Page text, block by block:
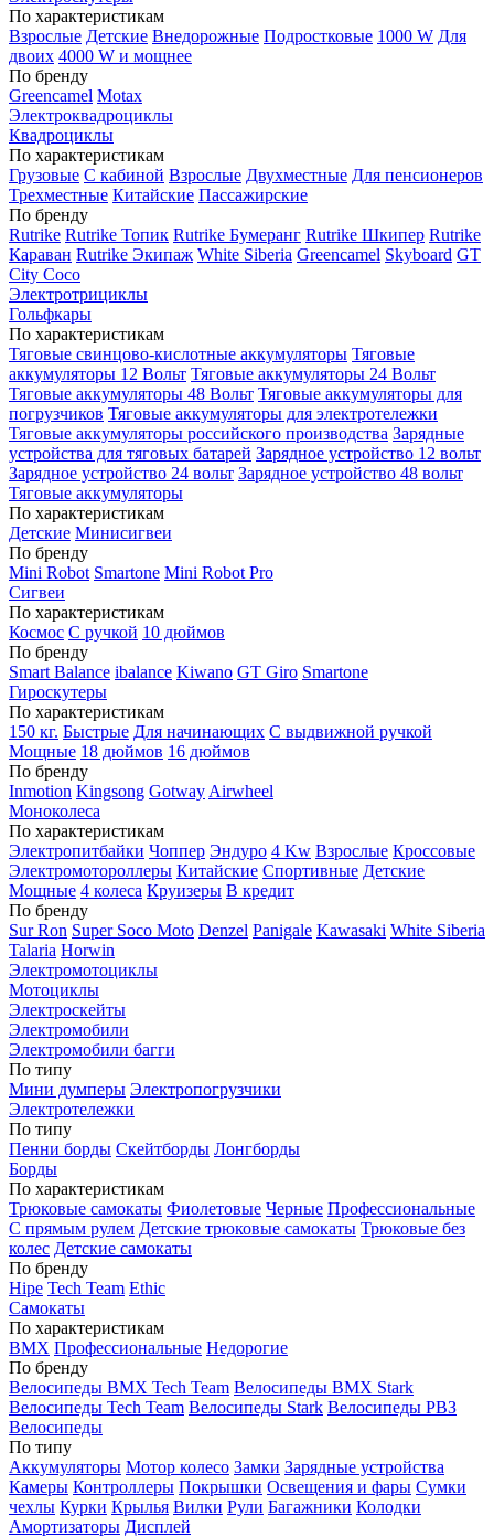
По характеристикам
Взрослые Детские Внедорожные Подростковые 1000 W Для
двоих 4000 W и мощнее
По бренду
Greencamel Motax
Электроквадроциклы
Квадроциклы
По характеристикам
Грузовые С кабиной Взрослые Двухместные Для пенсионеров
Трехместные Китайские Пассажирские
По бренду
Rutrike Rutrike Топик Rutrike Бумеранг Rutrike Шкипер Rutrike
Караван Rutrike Экипаж White Siberia Greencamel Skyboard GT
City Coco
Электротрициклы
Гольфкары
По характеристикам
Тяговые свинцово-кислотные аккумуляторы Тяговые
аккумуляторы 12 Вольт Тяговые аккумуляторы 24 Вольт
Тяговые аккумуляторы 48 Вольт Тяговые аккумуляторы для
погрузчиков Тяговые аккумуляторы для электротележки
Тяговые аккумуляторы российского производства Зарядные
устройства для тяговых батарей Зарядное устройство 12 вольт
Зарядное устройство 24 вольт Зарядное устройство 48 вольт
Тяговые аккумуляторы
По характеристикам
Детские Минисигвеи
По бренду
Mini Robot Smartone Mini Robot Pro
Сигвеи
По характеристикам
Космос С ручкой 10 дюймов
По бренду
Smart Balance ibalance Kiwano GT Giro Smartone
Гироскутеры
По характеристикам
150 кг. Быстрые Для начинающих С выдвижной ручкой
Мощные 18 дюймов 16 дюймов
По бренду
Inmotion Kingsong Gotway Airwheel
Моноколеса
По характеристикам
Электропитбайки Чоппер Эндуро 4 Kw Взрослые Кроссовые
Электромотороллеры Китайские Спортивные Детские
Мощные 4 колеса Круизеры В кредит
По бренду
Sur Ron Super Soco Moto Denzel Panigale Kawasaki White Siberia
Talaria Horwin
Электромотоциклы
Мотоциклы
Электроскейты
Электромобили
Электромобили багги
По типу
Мини думперы Электропогрузчики
Электротележки
По типу
Пенни борды Скейтборды Лонгборды
Борды
По характеристикам
Трюковые самокаты Фиолетовые Черные Профессиональные
С прямым рулем Детские трюковые самокаты Трюковые без
колес Детские самокаты
По бренду
Hipe Tech Team Ethic
Самокаты
По характеристикам
BMX Профессиональные Недорогие
По бренду
Велосипеды BMX Tech Team Велосипеды BMX Stark
Велосипеды Tech Team Велосипеды Stark Велосипеды РВЗ
Велосипеды
По типу
Аккумуляторы Мотор колесо Замки Зарядные устройства
Камеры Контроллеры Покрышки Освещения и фары Сумки
чехлы Курки Крылья Вилки Рули Багажники Колодки
Амортизаторы Дисплей